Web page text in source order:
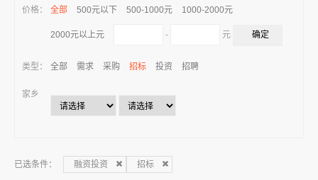
价格： 全部 500元以下 500-1000元 1000-2000元
2000元以上元 - 元
类型： 全部 需求 采购 招标 投资 招聘
家乡
已选条件： 融资投资 招标